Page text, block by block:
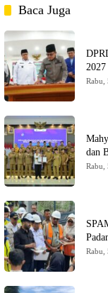
Baca Juga
2027
Rabu,
dan
Rabu,
Rabu,